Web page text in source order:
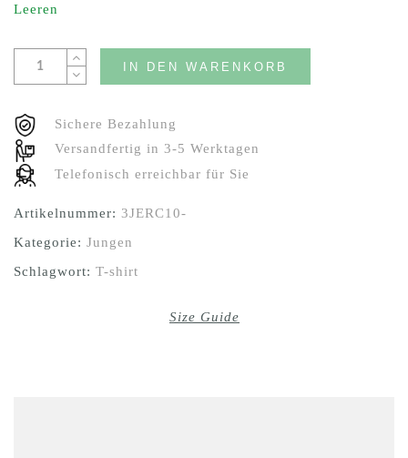
Leeren
IN DEN WARENKORB
Sichere Bezahlung
Versandfertig in 3-5 Werktagen
Telefonisch erreichbar für Sie
Artikelnummer: 3JERC10-
Kategorie: Jungen
Schlagwort: T-shirt
Size Guide